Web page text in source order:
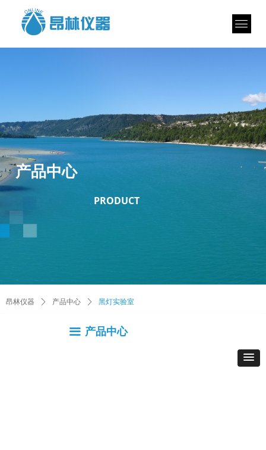
产品中心
PRODUCT
끀 产品中心
昂林仪器 ꄲ 产品中心 ꄲ 黑灯实验室